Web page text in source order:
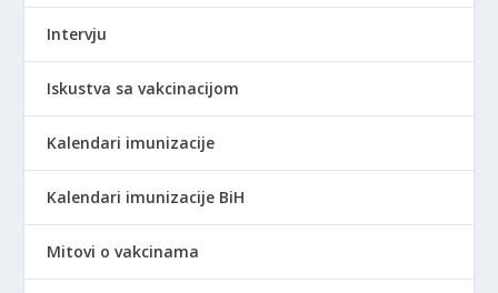
Intervju
Iskustva sa vakcinacijom
Kalendari imunizacije
Kalendari imunizacije BiH
Mitovi o vakcinama